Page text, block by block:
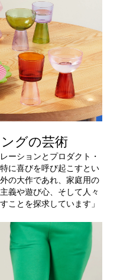
グの芸術
ーションとプロダクト・
に喜びを呼び起こすとい
の大作であれ、家庭用の
義や遊び心、そして人々
ことを探求しています」